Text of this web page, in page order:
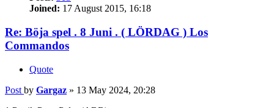
Joined: 17 August 2015, 16:18
Re: Böja spel . 8 Juni . ( LÖRDAG ) Los
Commandos
Quote
Post by Gargaz » 13 May 2024, 20:28